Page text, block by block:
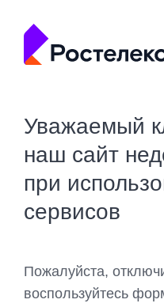
Уважаемый
наш сайт
при
сервисов
Пожалуйста,
воспользуйтесь